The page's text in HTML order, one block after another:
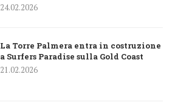
24.02.2026
La Torre Palmera entra in costruzione
a Surfers Paradise sulla Gold Coast
21.02.2026